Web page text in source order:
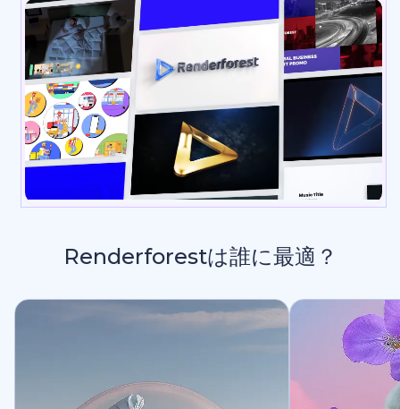
Renderforestは誰に最適？